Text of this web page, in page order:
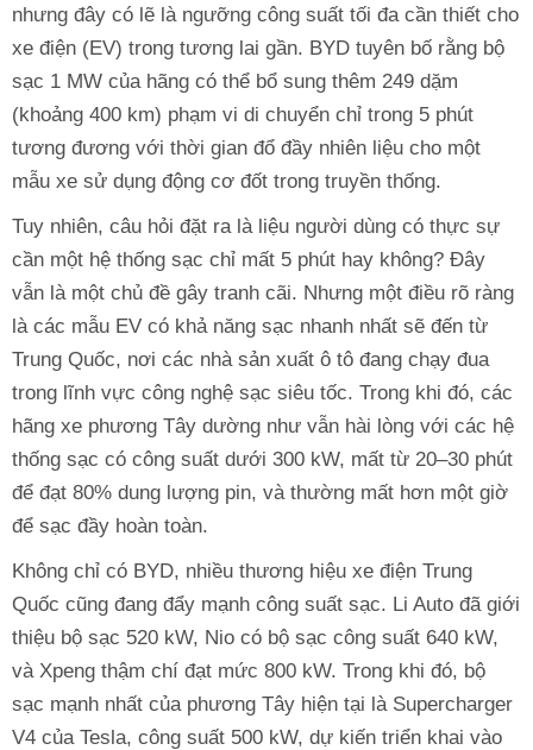
nhưng đây có lẽ là ngưỡng công suất tối đa cần thiết cho
xe điện (EV) trong tương lai gần. BYD tuyên bố rằng bộ
sạc 1 MW của hãng có thể bổ sung thêm 249 dặm
(khoảng 400 km) phạm vi di chuyển chỉ trong 5 phút
tương đương với thời gian đổ đầy nhiên liệu cho một
mẫu xe sử dụng động cơ đốt trong truyền thống.
Tuy nhiên, câu hỏi đặt ra là liệu người dùng có thực sự
cần một hệ thống sạc chỉ mất 5 phút hay không? Đây
vẫn là một chủ đề gây tranh cãi. Nhưng một điều rõ ràng
là các mẫu EV có khả năng sạc nhanh nhất sẽ đến từ
Trung Quốc, nơi các nhà sản xuất ô tô đang chạy đua
trong lĩnh vực công nghệ sạc siêu tốc. Trong khi đó, các
hãng xe phương Tây dường như vẫn hài lòng với các hệ
thống sạc có công suất dưới 300 kW, mất từ 20–30 phút
để đạt 80% dung lượng pin, và thường mất hơn một giờ
để sạc đầy hoàn toàn.
Không chỉ có BYD, nhiều thương hiệu xe điện Trung
Quốc cũng đang đẩy mạnh công suất sạc. Li Auto đã giới
thiệu bộ sạc 520 kW, Nio có bộ sạc công suất 640 kW,
và Xpeng thậm chí đạt mức 800 kW. Trong khi đó, bộ
sạc mạnh nhất của phương Tây hiện tại là Supercharger
V4 của Tesla, công suất 500 kW, dự kiến triển khai vào